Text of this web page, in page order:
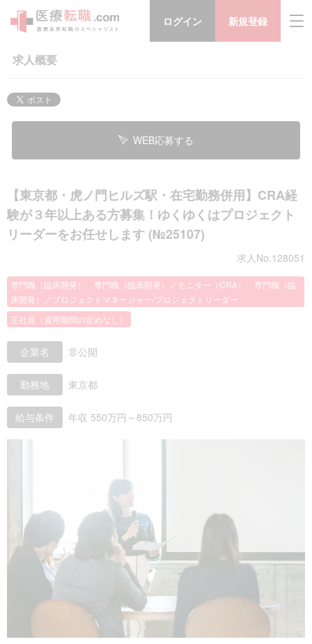
ログイン 新規登録
求人概要
WEB応募する
【東京都・虎ノ門ヒルズ駅・在宅勤務併用】CRA経
験が３年以上ある方募集！ゆくゆくはプロジェクト
リーダーをお任せします (№25107)
求人No.128051
専門職（臨床開発）、専門職（臨床開発）／モニター（CRA）、専門職（臨
床開発）／プロジェクトマネージャー/プロジェクトリーダー
正社員（雇用期間の定めなし）
企業名 非公開
勤務地 東京都
給与条件 年収 550万円～850万円